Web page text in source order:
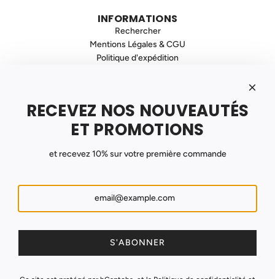
INFORMATIONS
Rechercher
Mentions Légales & CGU
Politique d'expédition
INSCRIVEZ VOUS À NOTRE NEWSLETTER
Recevez nos promotions et nouveautés !
RECEVEZ NOS NOUVEAUTÉS
ET PROMOTIONS
et recevez 10% sur votre première commande
S'ABONNER